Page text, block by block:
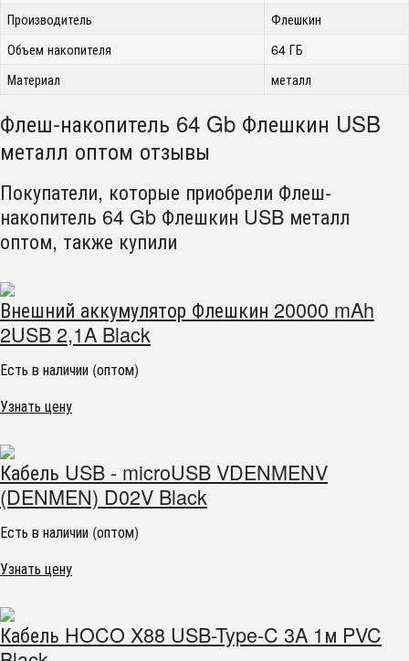
Производитель
Флешкин
Объем накопителя
64 ГБ
Материал
металл
Флеш-накопитель 64 Gb Флешкин USB
металл оптом отзывы
Покупатели, которые приобрели Флеш-
накопитель 64 Gb Флешкин USB металл
оптом, также купили
Внешний аккумулятор Флешкин 20000 mAh
2USB 2,1A Black
Есть в наличии (оптом)
Узнать цену
Кабель USB - microUSB VDENMENV
(DENMEN) D02V Black
Есть в наличии (оптом)
Узнать цену
Кабель HOCO X88 USB-Type-C 3A 1м PVC